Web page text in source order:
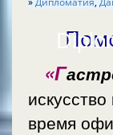
«Г
время